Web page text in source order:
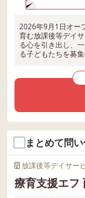
2026年9月1日オー
育む放課後等デイ
る心を引き出し、
る子どもたちを募
まとめて問
放課後等デイサー
療育支援エフ